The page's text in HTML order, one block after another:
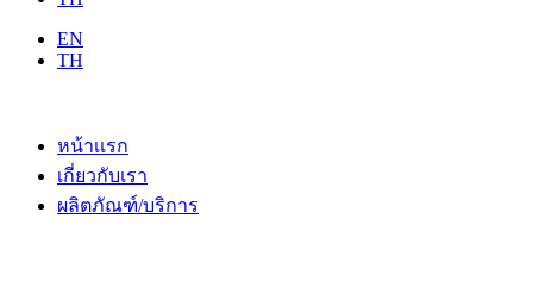
EN
TH
หน้าเเรก
เกี่ยวกับเรา
ผลิตภัณฑ์/บริการ